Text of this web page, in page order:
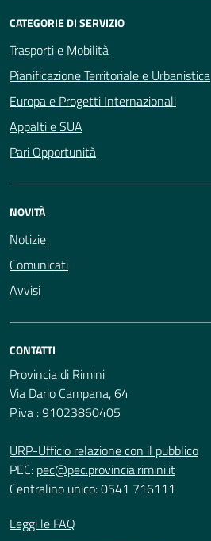
CATEGORIE DI SERVIZIO
Trasporti e Mobilità
Pianificazione Territoriale e Urbanistica
Europa e Progetti Internazionali
Appalti e SUA
Pari Opportunità
NOVITÀ
Notizie
Comunicati
Avvisi
CONTATTI
Provincia di Rimini
Via Dario Campana, 64
P.iva : 91023860405
URP-Ufficio relazione con il pubblico
PEC: pec@pec.provincia.rimini.it
Centralino unico: 0541 716111
Leggi le FAQ